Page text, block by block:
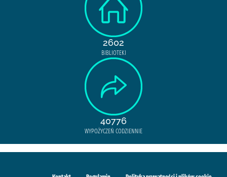
2602
BIBLIOTEKI
40776
WYPOŻYCZEŃ CODZIENNIE